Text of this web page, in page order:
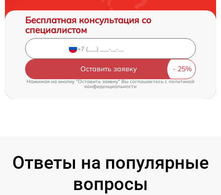
Бесплатная консультация со
специалистом
Оставить заявку
Нажимая на кнопку "Оставить заявку" Вы соглашаетесь cполитикой
конфиденциальности
Ответы на популярные
вопросы